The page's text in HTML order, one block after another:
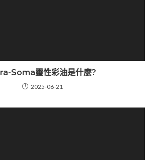
Soma靈性彩油是什麼?
2025-06-21